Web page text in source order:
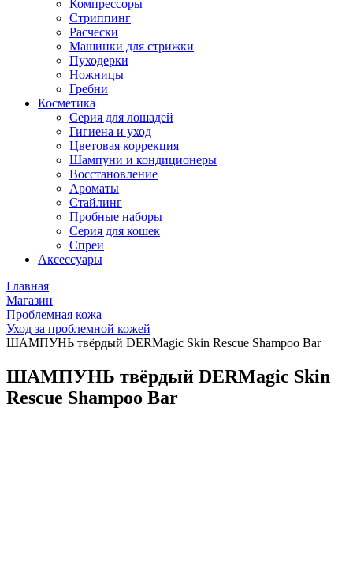
Компрессоры
Стриппинг
Расчески
Машинки для стрижки
Пуходерки
Ножницы
Гребни
Косметика
Серия для лошадей
Гигиена и уход
Цветовая коррекция
Шампуни и кондиционеры
Восстановление
Ароматы
Стайлинг
Пробные наборы
Серия для кошек
Спреи
Аксессуары
Главная
Магазин
Проблемная кожа
Уход за проблемной кожей
ШАМПУНЬ твёрдый DERMagic Skin Rescue Shampoo Bar
ШАМПУНЬ твёрдый DERMagic Skin
Rescue Shampoo Bar